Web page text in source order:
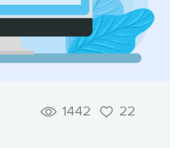
1442 22